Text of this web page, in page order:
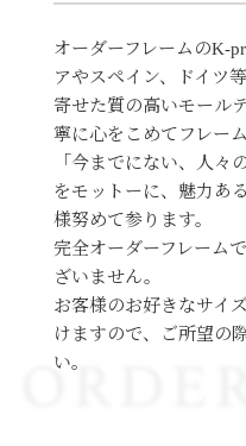
新製品の
新着情報ペ
い。
※最新の状態
めに、F5キ
オーダーフレームのK-
アやスペイン、ドイツ
寄せた質の高いモール
寧に心をこめてフレー
「今までにない、人々
をモットーに、魅力あ
様努めて参ります。
完全オーダーフレーム
ざいません。
お客様のお好きなサイ
けますので、ご所望の
い。